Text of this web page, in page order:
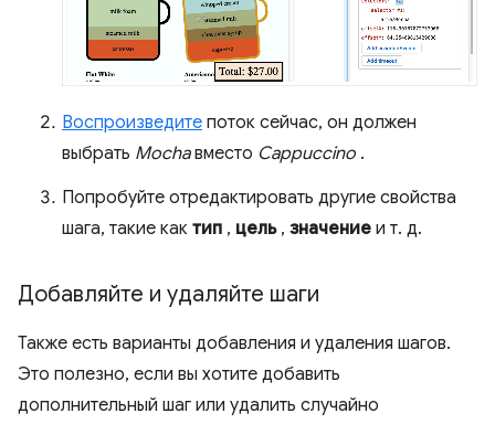
Воспроизведите поток сейчас, он должен
выбрать Mochaвместо Cappuccino .
Попробуйте отредактировать другие свойства
шага, такие как тип , цель, значение и т. д.
Добавляйте и удаляйте шаги
Также есть варианты добавления и удаления шагов.
Это полезно, если вы хотите добавить
дополнительный шаг или удалить случайно